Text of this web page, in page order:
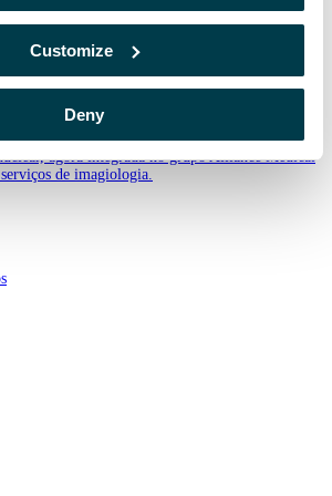
Customize
Deny
linear
é líder na prestação de serviços especializados de
agora integrada no grupo Alliance Medical
de imagiologia.